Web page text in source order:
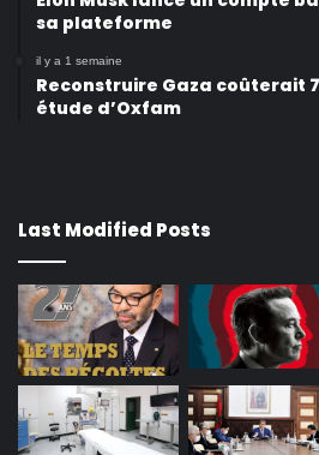
sa plateforme
il y a 1 semaine
Reconstruire Gaza coûterait
étude d’Oxfam
Last Modified Posts